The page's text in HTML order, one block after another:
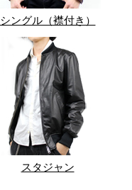
シングル（襟付き）
スタジャン